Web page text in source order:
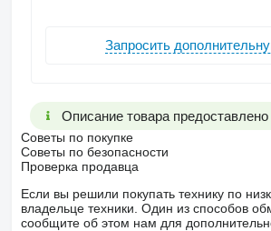
Запросить
Описание товара
Советы по покупке
Советы по безопасности
Проверка продавца
Если вы решили покупать технику по
владельце техники. Один из способов
сообщите об этом нам для